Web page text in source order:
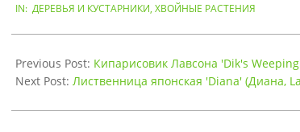
04-
IN: ДЕРЕВЬЯ И КУСТАРНИКИ, ХВОЙНЫЕ РАСТЕНИЯ
Previous Post: Кипарисовик Лавсона 'Dik's
Next Post: Лиственница японская 'Diana' (Диана,